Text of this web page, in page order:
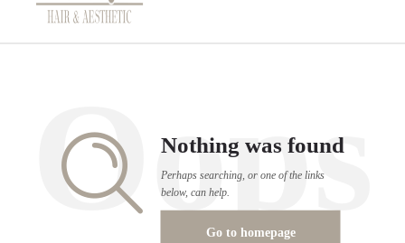
Oops
Nothing was found
Perhaps searching, or one of the links
below, can help.
Go to homepage